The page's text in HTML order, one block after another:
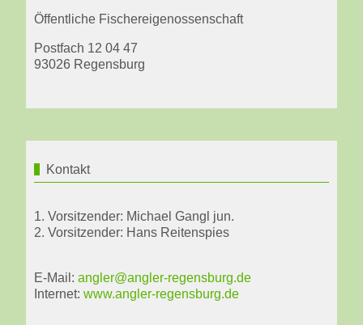
Öffentliche Fischereigenossenschaft
Postfach 12 04 47
93026 Regensburg
Kontakt
1. Vorsitzender: Michael Gangl jun.
2. Vorsitzender: Hans Reitenspies
E-Mail: angler@angler-regensburg.de
Internet: www.angler-regensburg.de